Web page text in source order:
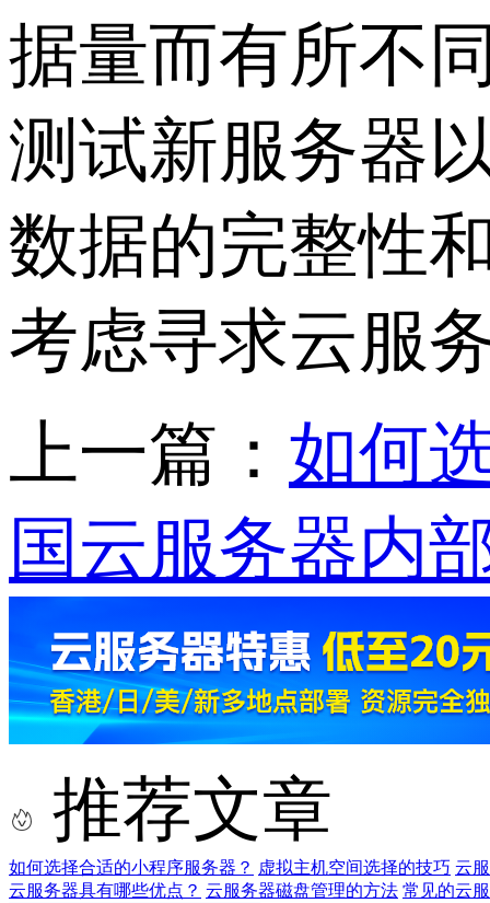
据量而有所不
测试新服务器
数据的完整性
考虑寻求云服
上一篇： 如何
国云服务器内
推荐文章
如何选择合适的小程序服务器？ 虚拟主机空间选择的技巧 云
云服务器具有哪些优点？ 云服务器磁盘管理的方法 常见的云